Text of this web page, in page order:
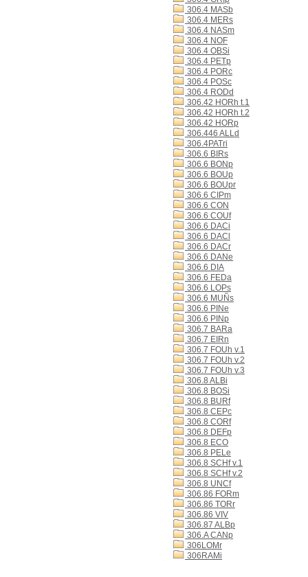
306.4 MASb
306.4 MERs
306.4 NASm
306.4 NOF
306.4 OBSi
306.4 PETp
306.4 PORc
306.4 POSc
306.4 RODd
306.42 HORh t.1
306.42 HORh t.2
306.42 HORp
306.446 ALLd
306.4PATri
306.6 BIRs
306.6 BONp
306.6 BOUp
306.6 BOUpr
306.6 CIPm
306.6 CON
306.6 COUf
306.6 DACi
306.6 DACl
306.6 DACr
306.6 DANe
306.6 DIA
306.6 FEDa
306.6 LOPs
306.6 MUÑs
306.6 PINe
306.6 PINp
306.7 BARa
306.7 EIRn
306.7 FOUh v.1
306.7 FOUh v.2
306.7 FOUh v.3
306.8 ALBi
306.8 BOSi
306.8 BURf
306.8 CEPc
306.8 CORf
306.8 DEFp
306.8 ECO
306.8 PELe
306.8 SCHf v.1
306.8 SCHf v.2
306.8 UNCf
306.86 FORm
306.86 TORr
306.86 VIV
306.87 ALBp
306.A CANp
306LOMr
306RAMi